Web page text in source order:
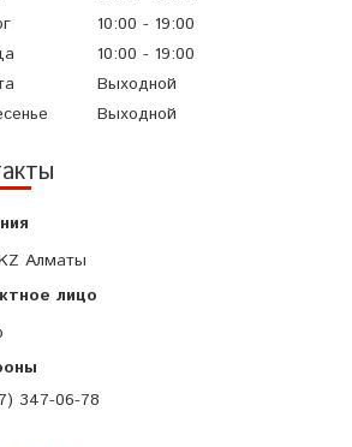
10:00
19:00
10:00
19:00
Выходной
Выходной
Алматы
347-06-78